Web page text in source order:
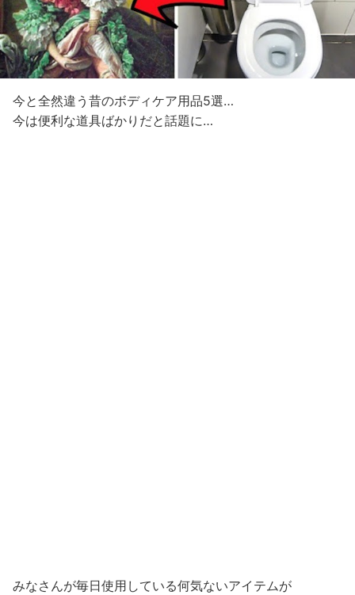
今と全然違う昔のボディケア用品5選…
今は便利な道具ばかりだと話題に…
みなさんが毎日使用している何気ないアイテムが